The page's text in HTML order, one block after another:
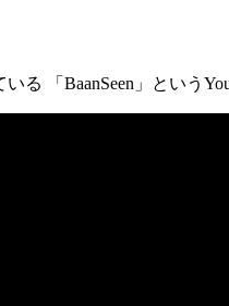
る 「BaanSeen」という